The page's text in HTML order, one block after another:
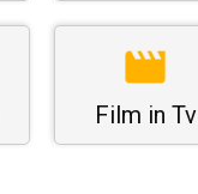
Film in Tv